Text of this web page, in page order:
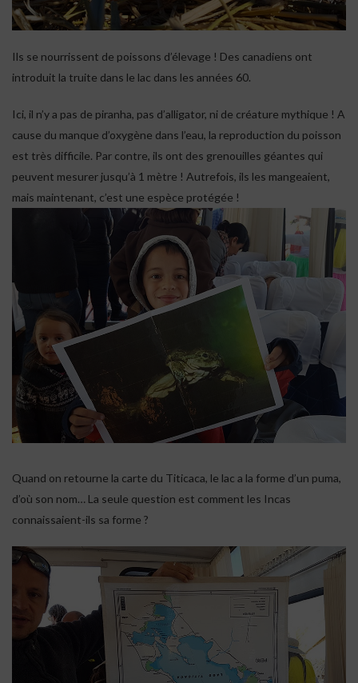
Ils se nourrissent de poissons d’élevage ! Des canadiens ont
introduit la truite dans le lac dans les années 60.
Ici, il n’y a pas de piranha, pas d’alligator, ni de créature mythique ! A
cause du manque d’oxygène dans l’eau, la reproduction du poisson
est très difficile. Par contre, ils ont des grenouilles géantes qui
peuvent mesurer jusqu’à 1 mètre ! Autrefois, ils les mangeaient,
mais maintenant, c’est une espèce protégée !
Quand on retourne la carte du Titicaca, le lac a la forme d’un puma,
d’où son nom… La seule question est comment les Incas
connaissaient-ils sa forme ?